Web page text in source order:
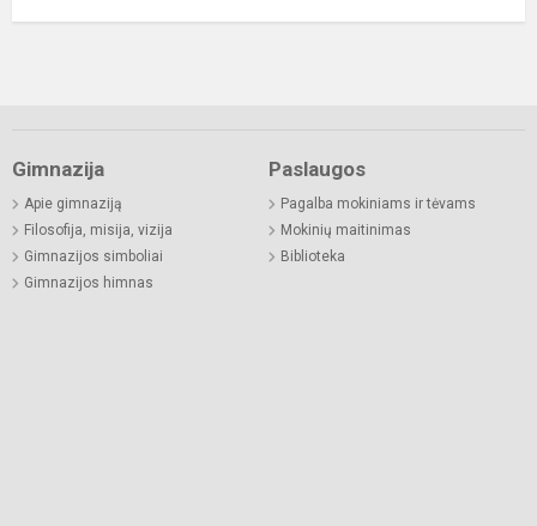
Gimnazija
Apie gimnaziją
Filosofija, misija, vizija
Gimnazijos simboliai
Gimnazijos himnas
Paslaugos
Pagalba mokiniams ir tėvams
Mokinių maitinimas
Biblioteka